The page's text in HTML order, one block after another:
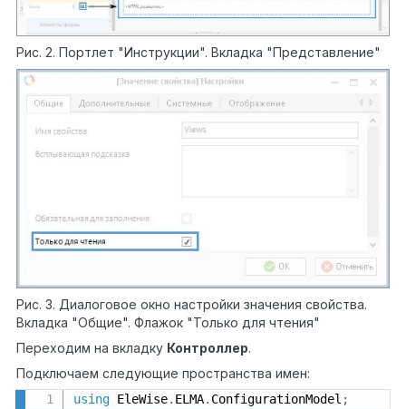
Рис. 2. Портлет "Инструкции". Вкладка "Представление"
Рис. 3. Диалоговое окно настройки значения свойства.
Вкладка "Общие". Флажок "Только для чтения"
Переходим на вкладку Контроллер.
Подключаем следующие пространства имен:
using EleWise. ELMA. ConfigurationModel ;